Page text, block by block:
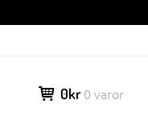
0kr 0 varor